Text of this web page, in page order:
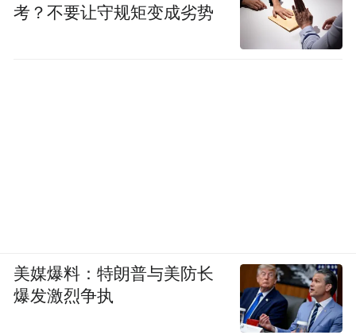
考？不要让守规矩变成劣势
美媒爆料：特朗普与美防长
爆发激烈争执